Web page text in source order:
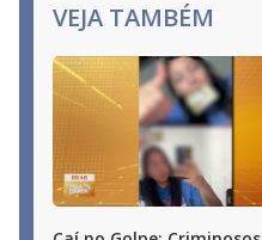
VEJA TAMBÉM